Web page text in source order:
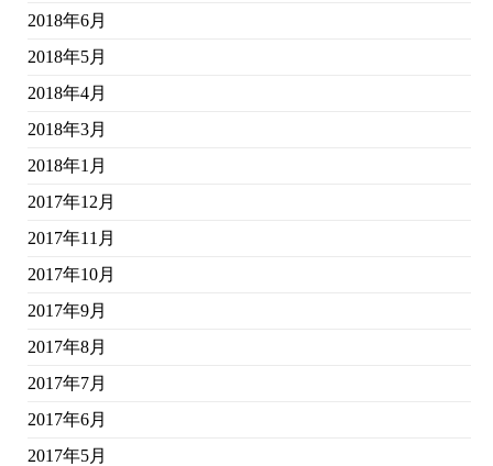
2018年6月
2018年5月
2018年4月
2018年3月
2018年1月
2017年12月
2017年11月
2017年10月
2017年9月
2017年8月
2017年7月
2017年6月
2017年5月